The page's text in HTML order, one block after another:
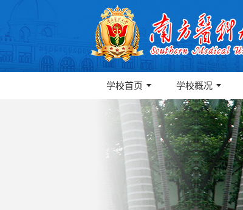
学校首页 学校概况